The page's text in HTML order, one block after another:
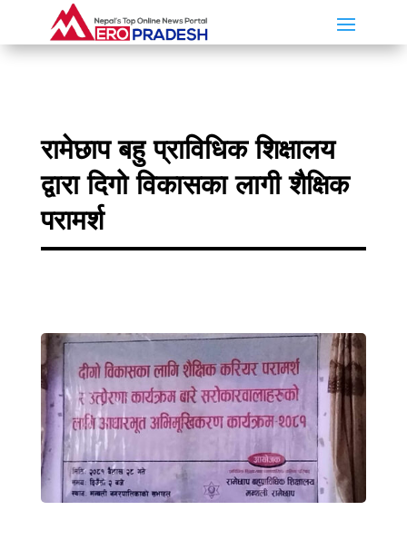
रामेछाप बहु प्राविधिक शिक्षालय
द्वारा दिगो विकासका लागी शैक्षिक
परामर्श